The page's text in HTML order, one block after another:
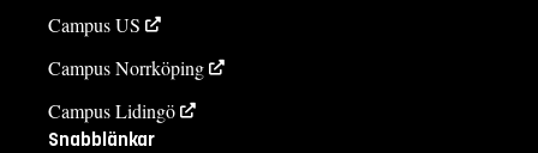
Campus US
Campus Norrköping
Campus Lidingö
Snabblänkar